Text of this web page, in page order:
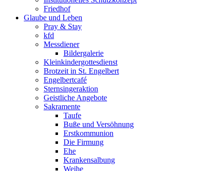
Friedhof
Glaube und Leben
Pray & Stay
kfd
Messdiener
Bildergalerie
Kleinkindergottesdienst
Brotzeit in St. Engelbert
Engelbertcafé
Sternsingeraktion
Geistliche Angebote
Sakramente
Taufe
Buße und Versöhnung
Erstkommunion
Die Firmung
Ehe
Krankensalbung
Weihe